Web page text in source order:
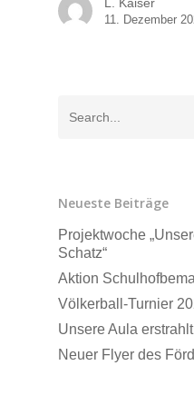
11. Dezember
Neueste Beiträge
Projektwoche
Schatz“
Aktion
Völkerball-Turnier
Unsere Aula
Neuer Flyer des